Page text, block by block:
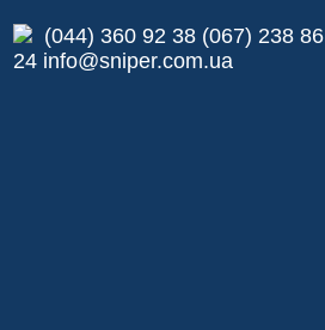
(044) 360 92 38 (067) 238 86
24 info@sniper.com.ua